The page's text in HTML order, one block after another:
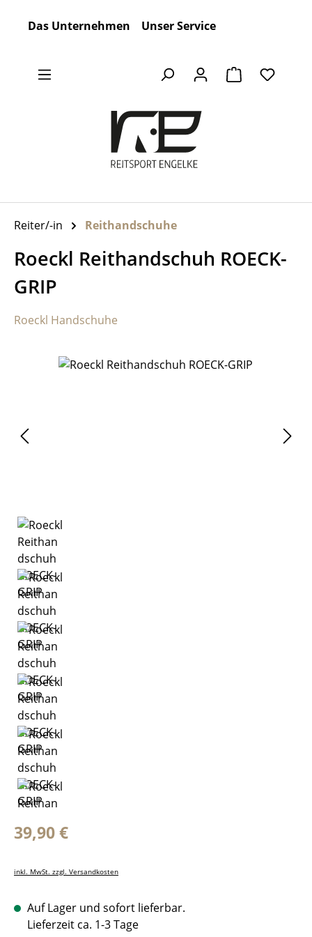
Das Unternehmen Unser Service
Warenkorb
Reiter/-in Reithandschuhe
Roeckl Reithandschuh ROECK-
GRIP
Roeckl Handschuhe
Bildergalerie überspringen
Regulärer Preis:
39,90 €
inkl. MwSt. zzgl. Versandkosten
Auf Lager und sofort lieferbar.
Lieferzeit ca. 1-3 Tage